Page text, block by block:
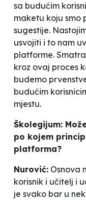
sa budućim
maketu koju smo
sugestije.
usvojiti i to nam
platforme.
kroz ovaj proces
budemo
budućim
mjestu.
Školegijum:
po kojem
platforma?
Nurović: Osnova
korisnik i učitelj i
je svako bar u